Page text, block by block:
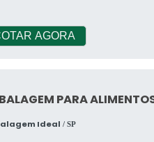
AGORA
PARA
Ideal / SP